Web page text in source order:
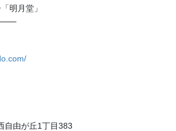
明月堂」
自由が丘1丁目383